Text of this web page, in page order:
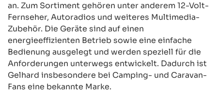
an. Zum Sortiment gehören unter anderem 12-Volt-
Fernseher, Autoradios und weiteres Multimedia-
Zubehör. Die Geräte sind auf einen
energieeffizienten Betrieb sowie eine einfache
Bedienung ausgelegt und werden speziell für die
Anforderungen unterwegs entwickelt. Dadurch ist
Gelhard insbesondere bei Camping- und Caravan-
Fans eine bekannte Marke.